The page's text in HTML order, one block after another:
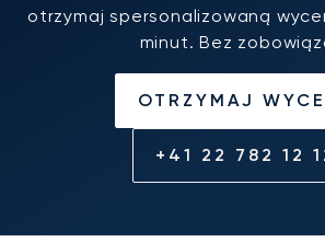
otrzymaj spersonalizowaną
minut. Bez
OTRZYMAJ
+41 22 782 12